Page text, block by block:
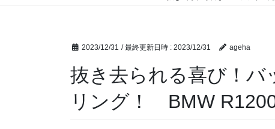
2023/12/31 / 最終更新日時 : 2023/12/31 ageha
抜き去られる喜び！バ
リング！ BMW